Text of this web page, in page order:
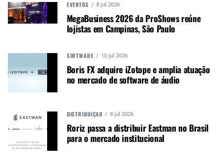
Local: Transamérica Expo, São Paulo –
detalhes
Av. Dr. Mário Villas Boas Rodrigues,
site do evento e obtenha seu ingresso!
EVENTOS 8 jul 2026
MegaBusiness 2026 da ProShows reúne
lojistas em Campinas, São Paulo
SOFTWARE 10 jul 2026
Boris FX adquire iZotope e amplia atuação
no mercado de software de áudio
DISTRIBUIÇÃO 8 jul 2026
Roriz passa a distribuir Eastman no Brasil
para o mercado institucional